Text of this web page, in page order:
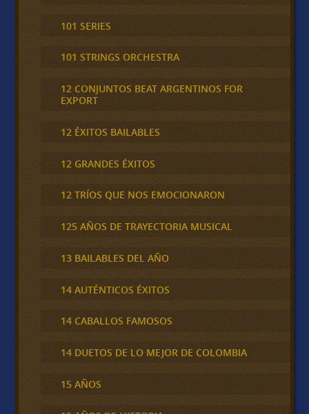
101 SERIES
101 STRINGS ORCHESTRA
12 CONJUNTOS BEAT ARGENTINOS FOR
EXPORT
12 ÉXITOS BAILABLES
12 GRANDES ÉXITOS
12 TRÍOS QUE NOS EMOCIONARON
125 AÑOS DE TRAYECTORIA MUSICAL
13 BAILABLES DEL AÑO
14 AUTÉNTICOS ÉXITOS
14 CABALLOS FAMOSOS
14 DUETOS DE LO MEJOR DE COLOMBIA
15 AÑOS